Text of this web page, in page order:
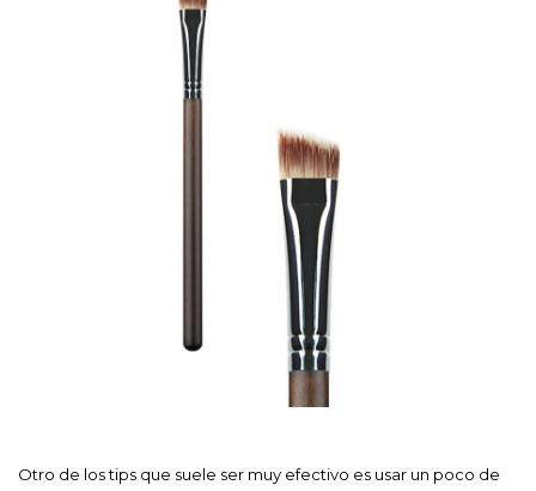
Otro de los tips que suele ser muy efectivo es usar un poco de